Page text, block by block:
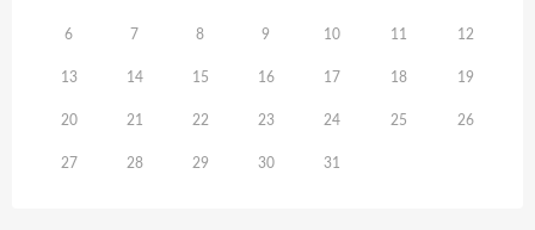
6 7 8 9 10 11 12
13 14 15 16 17 18 19
20 21 22 23 24 25 26
27 28 29 30 31